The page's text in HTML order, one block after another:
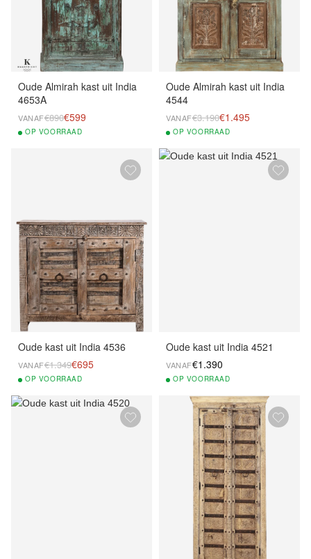
Oude Almirah kast uit India
4653A
VANAF€890€599
OP VOORRAAD
Oude Almirah kast uit India
4544
VANAF€3.190€1.495
OP VOORRAAD
Oude kast uit India 4536
VANAF€1.349€695
OP VOORRAAD
Oude kast uit India 4521
VANAF€1.390
OP VOORRAAD